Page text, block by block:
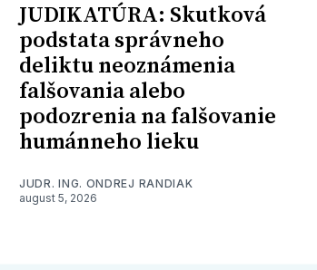
JUDIKATÚRA: Skutková
podstata správneho
deliktu neoznámenia
falšovania alebo
podozrenia na falšovanie
humánneho lieku
JUDR. ING. ONDREJ RANDIAK
august 5, 2026